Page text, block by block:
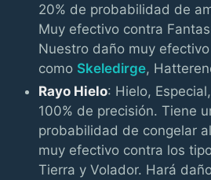
20% de probabilidad de
Muy efectivo contra
Nuestro daño muy
como Skeledirge,
Rayo Hielo: Hielo,
100% de precisión. Tiene
probabilidad de congelar
muy efectivo contra los
Tierra y Volador. Hará